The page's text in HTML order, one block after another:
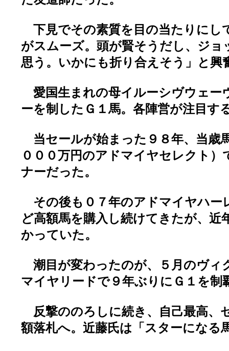
下見でその素質を目の当たりにし
がスムーズ。頭が賢そうだし、ジョ
思う。いかにも折り合えそう」と興
愛国生まれの母イルーシヴウェー
ーを制したＧ１馬。各陣営が注目す
当セールが始まった９８年、当歳
０００万円のアドマイヤセレクト）
ナーだった。
その後も０７年のアドマイヤハー
ど高額馬を購入し続けてきたが、近
かっていた。
潮目が変わったのが、５月のヴィ
マイヤリードで９年ぶりにＧ１を制
反撃ののろしに続き、自己最高、
額落札へ。近藤氏は「スターになる